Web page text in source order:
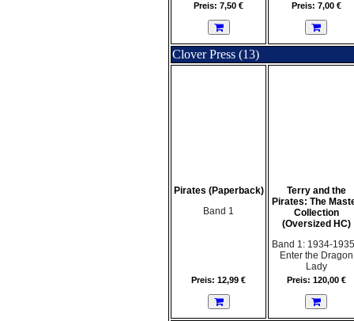
Preis: 7,50 € Preis: 7,00 €
Clover Press (13)
Pirates (Paperback)
Band 1
Preis: 12,99 €
Terry and the
Pirates: The
Collection
(Oversized HC)
Band 1: 1934-
Enter the Dragon
Lady
Preis: 120,00 €